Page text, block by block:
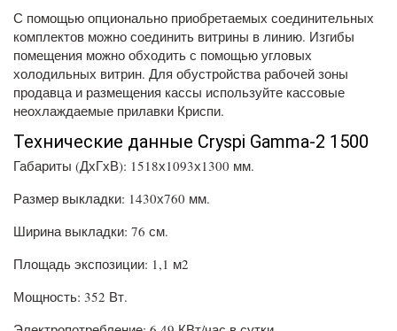
С помощью опционально приобретаемых соединительных
комплектов можно соединить витрины в линию. Изгибы
помещения можно обходить с помощью угловых
холодильных витрин. Для обустройства рабочей зоны
продавца и размещения кассы используйте кассовые
неохлаждаемые прилавки Криспи.
Технические данные Cryspi Gamma-2 1500
Габариты (ДхГхВ): 1518х1093х1300 мм.
Размер выкладки: 1430х760 мм.
Ширина выкладки: 76 см.
Площадь экспозиции: 1,1 м2
Мощность: 352 Вт.